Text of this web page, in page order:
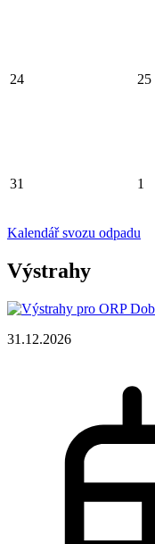
24 25
31 1
Kalendář svozu odpadu
Výstrahy
31.12.2026